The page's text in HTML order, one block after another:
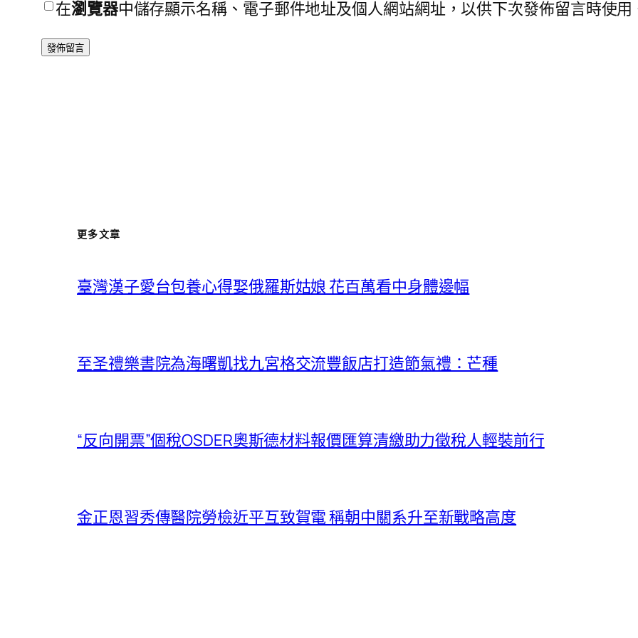
在瀏覽器中儲存顯示名稱、電子郵件地址及個人網站網址，以供下次發佈留言時使用
更多文章
臺灣漢子愛台包養心得娶俄羅斯姑娘 花百萬看中身體邊幅
至圣禮樂書院為海曙凱找九宮格交流豐飯店打造節氣禮：芒種
“反向開票”個稅OSDER奧斯德材料報價匯算清繳助力徵稅人輕裝前行
金正恩習秀傳醫院勞檢近平互致賀電 稱朝中關系升至新戰略高度